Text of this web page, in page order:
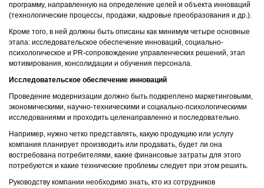
программу, направленную на определение целей и объекта инноваций
(технологические процессы, продажи, кадровые преобразования и др.).
Кроме того, в ней должны быть описаны как минимум четыре основные
этапа: исследовательское обеспечение инноваций, социально-
психологическое и PR-сопровождение управленческих решений, этап
мотивирования, консолидации и обучения персонала.
Исследовательское обеспечение инноваций
Проведение модернизации должно быть подкреплено маркетинговыми,
экономическими, научно-техническими и социально-психологическими
исследованиями и проходить целенаправленно и последовательно.
Например, нужно четко представлять, какую продукцию или услугу
компания планирует производить или продавать, будет ли она
востребована потребителями, какие финансовые затраты для этого
потребуются и какие технические проблемы следует при этом решить.
Руководству компании необходимо знать, кто из сотрудников